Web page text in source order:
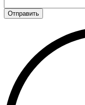
Отправить